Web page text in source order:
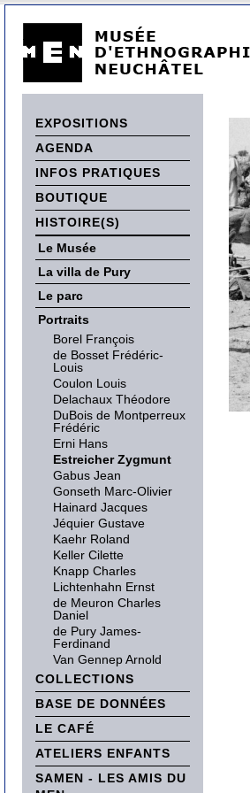
EXPOSITIONS
AGENDA
INFOS PRATIQUES
BOUTIQUE
HISTOIRE(S)
Le Musée
La villa de Pury
Le parc
Portraits
Borel François
de Bosset Frédéric-
Louis
Coulon Louis
Delachaux Théodore
DuBois de Montperreux
Frédéric
Erni Hans
Estreicher Zygmunt
Gabus Jean
Gonseth Marc-Olivier
Hainard Jacques
Jéquier Gustave
Kaehr Roland
Keller Cilette
Knapp Charles
Lichtenhahn Ernst
de Meuron Charles
Daniel
de Pury James-
Ferdinand
Van Gennep Arnold
COLLECTIONS
BASE DE DONNÉES
LE CAFÉ
ATELIERS ENFANTS
SAMEN - LES AMIS DU